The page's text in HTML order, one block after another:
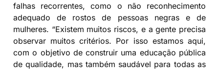
falhas recorrentes, como o não reconhecimento
adequado de rostos de pessoas negras e de
mulheres. “Existem muitos riscos, e a gente precisa
observar muitos critérios. Por isso estamos aqui,
com o objetivo de construir uma educação pública
de qualidade, mas também saudável para todas as